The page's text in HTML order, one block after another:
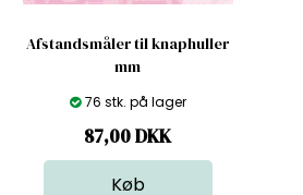
Afstandsmåler til knaphuller
mm
76 stk. på lager
87,00DKK